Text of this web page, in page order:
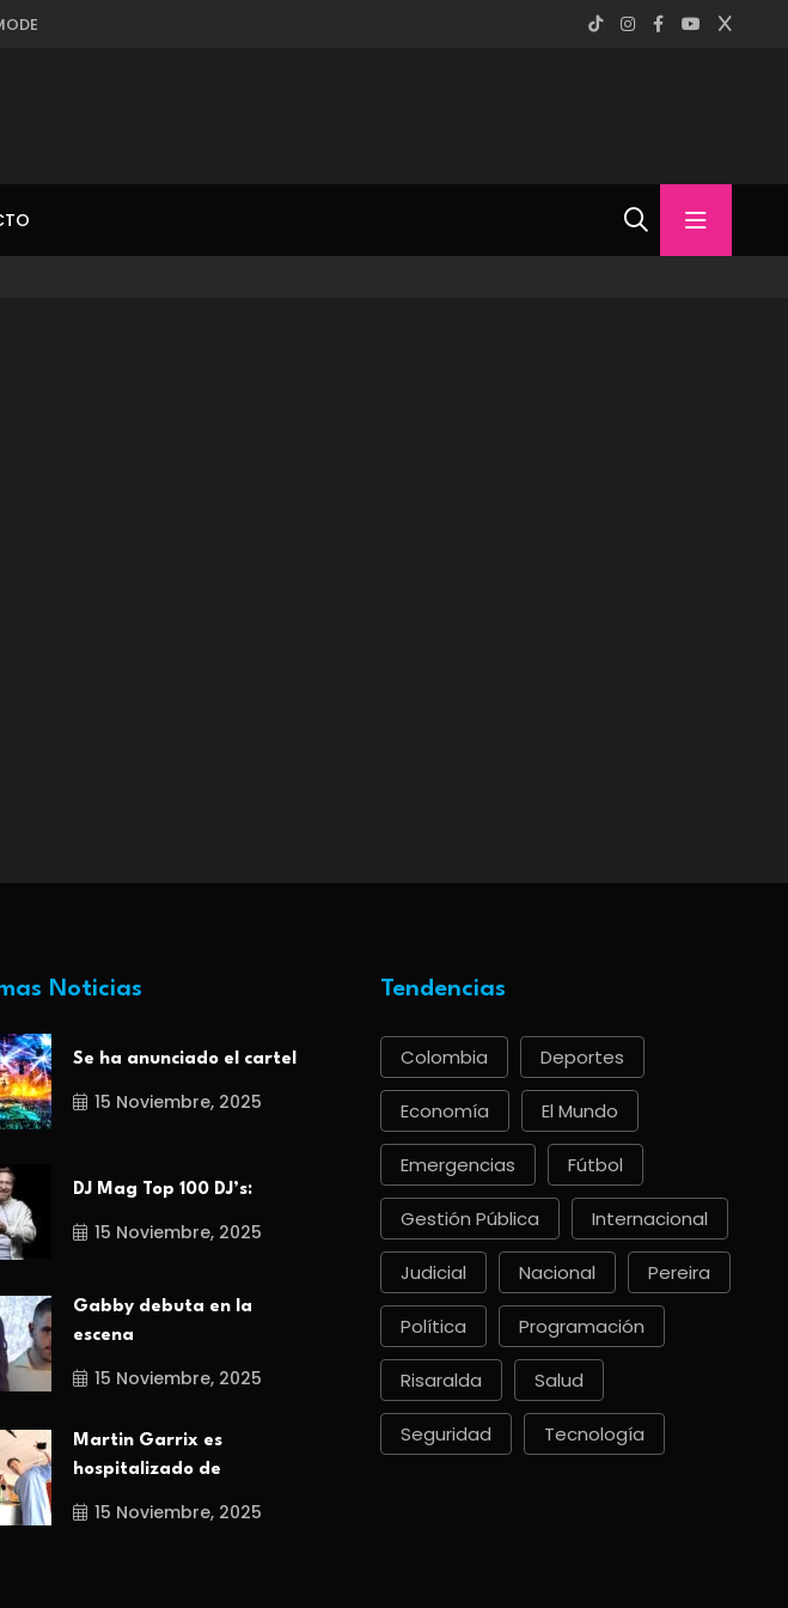
Noticias
Se ha anunciado el cartel
15 Noviembre, 2025
DJ Mag Top 100 DJ’s:
15 Noviembre, 2025
Gabby debuta en la
escena
15 Noviembre, 2025
Martin Garrix es
hospitalizado de
15 Noviembre, 2025
Tendencias
Colombia Deportes
Economía El Mundo
Emergencias Fútbol
Gestión Pública Internacional
Judicial Nacional Pereira
Política Programación
Risaralda Salud
Seguridad Tecnología